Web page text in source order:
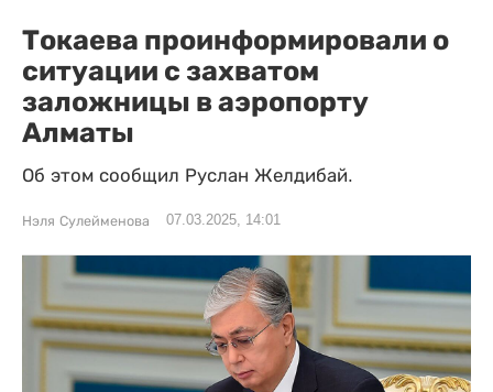
Токаева проинформировали о
ситуации с захватом
заложницы в аэропорту
Алматы
Об этом сообщил Руслан Желдибай.
Нэля Сулейменова 07.03.2025, 14:01